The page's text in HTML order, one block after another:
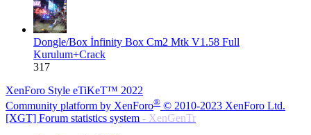
Dongle/Box İnfinity Box Cm2 Mtk V1.58 Full
Kurulum+Crack
317
XenForo Style eTiKeT™ 2022
Community platform by XenForo® © 2010-2023 XenForo Ltd.
[XGT] Forum statistics system - XenGenTr